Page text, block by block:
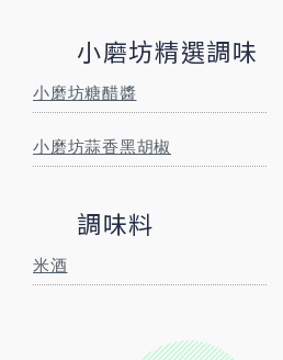
小磨坊精選調味
小磨坊糖醋醬
小磨坊蒜香黑胡椒
調味料
米酒
食材準備